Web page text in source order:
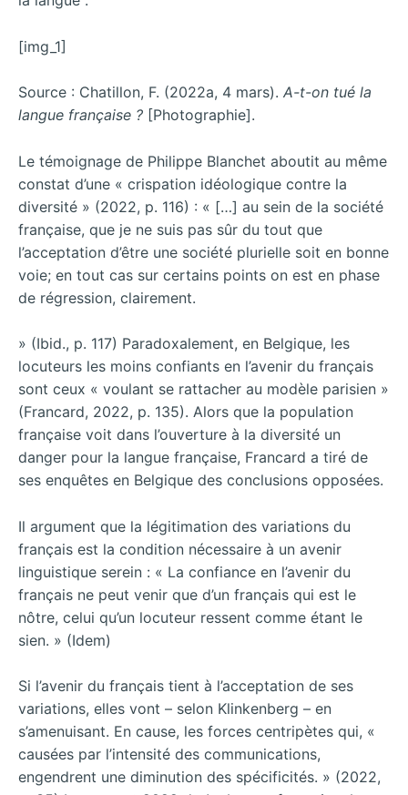
[img_1]
Source : Chatillon, F. (2022a, 4 mars). A-t-on tué la
langue française ? [Photographie].
Le témoignage de Philippe Blanchet aboutit au même
constat d’une « crispation idéologique contre la
diversité » (2022, p. 116) : « […] au sein de la société
française, que je ne suis pas sûr du tout que
l’acceptation d’être une société plurielle soit en bonne
voie; en tout cas sur certains points on est en phase
de régression, clairement.
» (Ibid., p. 117) Paradoxalement, en Belgique, les
locuteurs les moins confiants en l’avenir du français
sont ceux « voulant se rattacher au modèle parisien »
(Francard, 2022, p. 135). Alors que la population
française voit dans l’ouverture à la diversité un
danger pour la langue française, Francard a tiré de
ses enquêtes en Belgique des conclusions opposées.
Il argument que la légitimation des variations du
français est la condition nécessaire à un avenir
linguistique serein : « La confiance en l’avenir du
français ne peut venir que d’un français qui est le
nôtre, celui qu’un locuteur ressent comme étant le
sien. » (Idem)
Si l’avenir du français tient à l’acceptation de ses
variations, elles vont – selon Klinkenberg – en
s’amenuisant. En cause, les forces centripètes qui, «
causées par l’intensité des communications,
engendrent une diminution des spécificités. » (2022,